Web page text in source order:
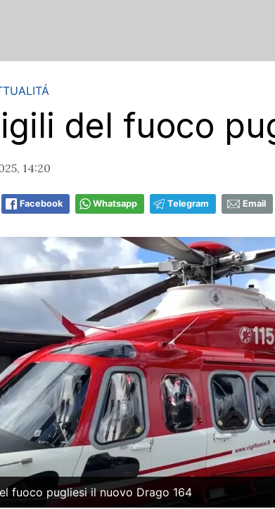
del fuoco
14:20
Facebook Whatsapp Telegram Email
fuoco pugliesi il nuovo Drago 164